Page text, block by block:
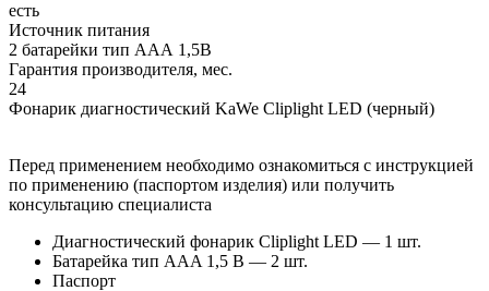
есть
Источник питания
2 батарейки тип ААА 1,5В
Гарантия производителя, мес.
24
Фонарик диагностический KaWe Cliplight LED (черный)
Перед применением необходимо ознакомиться с инструкцией
по применению (паспортом изделия) или получить
консультацию специалиста
Диагностический фонарик Cliplight LED — 1 шт.
Батарейка тип AAA 1,5 В — 2 шт.
Паспорт